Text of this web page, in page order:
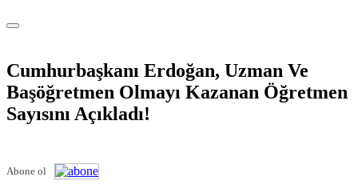
Cumhurbaşkanı Erdoğan, Uzman Ve
Başöğretmen Olmayı Kazanan Öğretmen
Sayısını Açıkladı!
Abone ol